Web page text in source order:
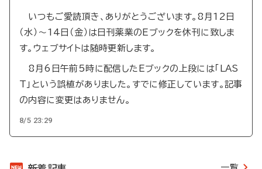
いつもご愛読頂き、ありがとうございます。8月12日
（水）～14日（金）は日刊薬業のEブックを休刊に致しま
す。ウェブサイトは随時更新します。
8月6日午前5時に配信したEブックの上段には「LAS
T」という誤植がありました。すでに修正しています。記事
の内容に変更はありません。
8/5 23:29
一覧